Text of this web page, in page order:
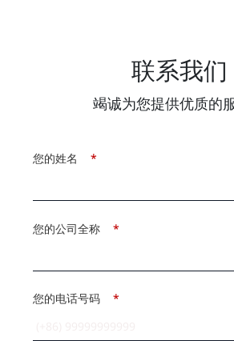
联系我们
竭诚为您提供优质的
*
您的姓名
*
您的公司全称
*
您的电话号码